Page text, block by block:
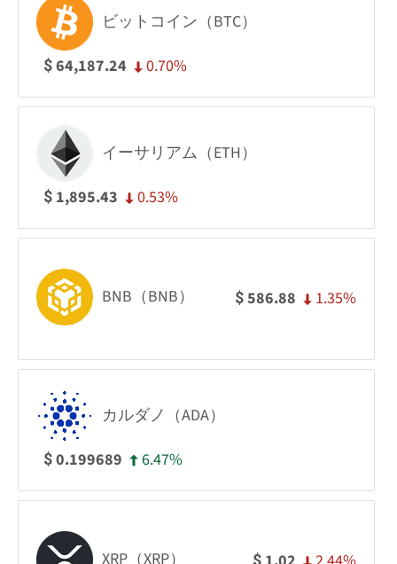
ビットコイン（BTC）
$64,187.24 0.70%
イーサリアム（ETH）
$ 1,895.43 0.53%
BNB（BNB） $586.88 1.35%
カルダノ（ADA）
$0.199689 6.47%
XRP（XRP） $